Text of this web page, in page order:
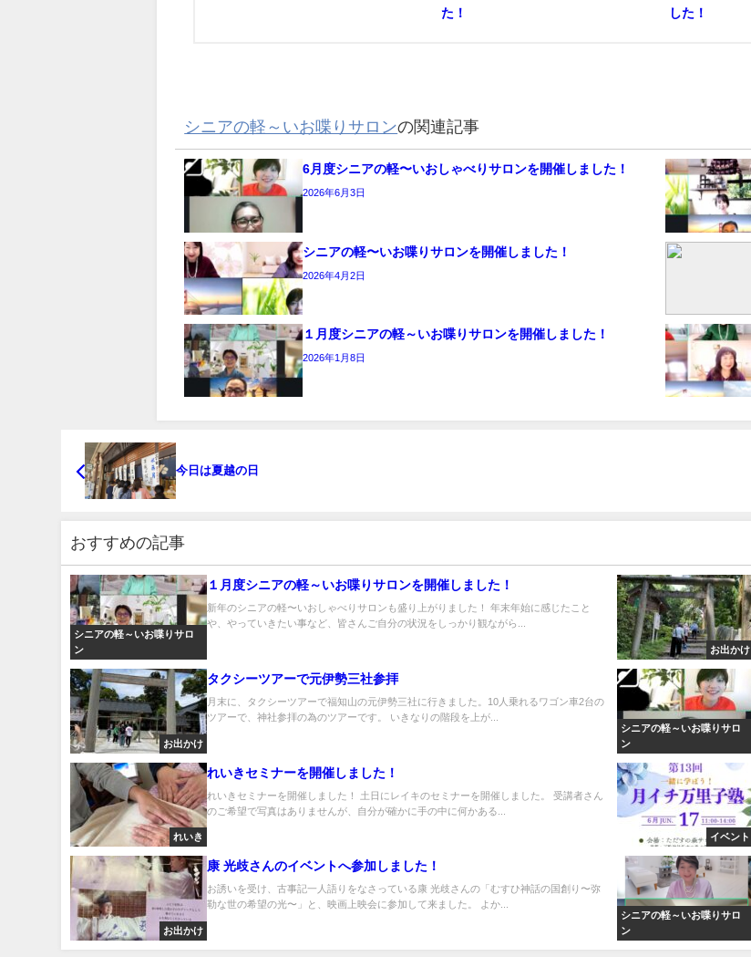
た！
した！
シニアの軽～いお喋りサロンの関連記事
6月度シニアの軽〜いおしゃべりサロンを開催しました！
2026年6月3日
シニアの軽〜いお喋りサロンを開催しました！
2026年4月2日
１月度シニアの軽～いお喋りサロンを開催しました！
2026年1月8日
今日は夏越の日
おすすめの記事
シニアの軽～いお喋りサロ
ン
１月度シニアの軽～いお喋りサロンを開催しました！
新年のシニアの軽〜いおしゃべりサロンも盛り上がりました！ 年末年始に感じたこと
や、やっていきたい事など、皆さんご自分の状況をしっかり観ながら...
お出かけ
お出かけ
タクシーツアーで元伊勢三社参拝
月末に、タクシーツアーで福知山の元伊勢三社に行きました。10人乗れるワゴン車2台の
ツアーで、神社参拝の為のツアーです。 いきなりの階段を上が...
シニアの軽～いお喋りサロ
ン
れいき
れいきセミナーを開催しました！
れいきセミナーを開催しました！ 土日にレイキのセミナーを開催しました。 受講者さん
のご希望で写真はありませんが、自分が確かに手の中に何かある...
イベント
お出かけ
康 光歧さんのイベントへ参加しました！
お誘いを受け、古事記一人語りをなさっている康 光歧さんの「むすひ神話の国創り〜弥
勒な世の希望の光〜」と、映画上映会に参加して来ました。 よか...
シニアの軽～いお喋りサロ
ン